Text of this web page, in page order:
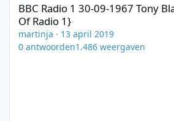
BBC Radio 1 30-09-1967 Tony
Of Radio 1}
martinja · 13 april 2019
0 antwoorden1.486 weergaven